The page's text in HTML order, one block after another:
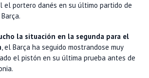
el portero danés en su último partido de
la situación en la segunda para el
, el Barça ha seguido mostrandose muy
el pistón en su última prueba antes de